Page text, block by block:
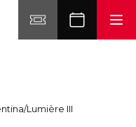
/Lumière III